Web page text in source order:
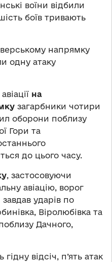
воїни відбили
боїв тривають
напрямку
одну атаку
на
загарбники чотири
оборони поблизу
Гори та
до цього часу.
, застосовуючи
авіацію, ворог
ударів по
Віролюбівка та
Дачного,
відсіч, п’ять атак